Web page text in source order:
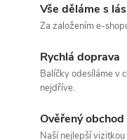
Vše děláme s
Za založením e-
Rychlá doprava
Balíčky odesíláme v
nejdříve.
Ověřený obchod
Naší nejlepší